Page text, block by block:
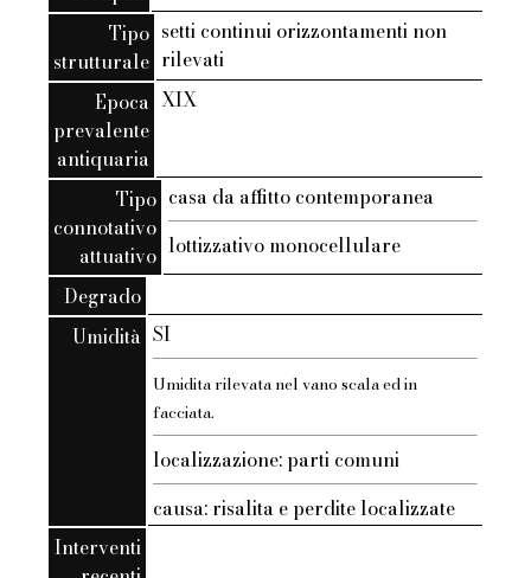
Tipo
strutturale
setti continui orizzontamenti non
rilevati
Epoca
prevalente
antiquaria
XIX
Tipo
connotativo
attuativo
casa da affitto contemporanea
lottizzativo monocellulare
Degrado
Umidità SI
Umidita rilevata nel vano scala ed in
facciata.
localizzazione: parti comuni
causa: risalita e perdite localizzate
Interventi